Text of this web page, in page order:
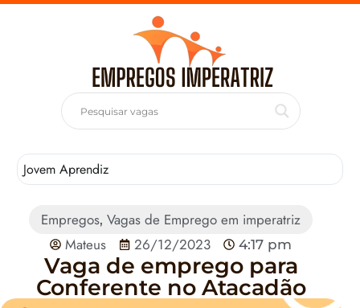
Jovem Aprendiz
Empregos,Vagas de Emprego em imperatriz
Mateus
26/12/2023 4:17 pm
Vaga de emprego para
Conferente no Atacadão